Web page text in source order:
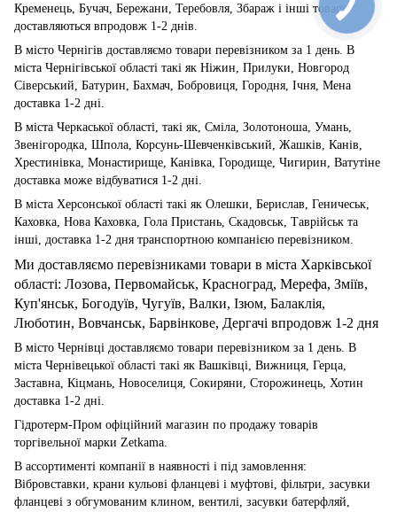
Кременець, Бучач, Бережани, Теребовля, Збараж і інші товари
доставляються впродовж 1-2 днів.
В місто Чернігів доставляємо товари перевізником за 1 день. В
міста Чернігівської області такі як Ніжин, Прилуки, Новгород
Сіверський, Батурин, Бахмач, Бобровиця, Городня, Ічня, Мена
доставка 1-2 дні.
В міста Черкаської області, такі як, Сміла, Золотоноша, Умань,
Звенігородка, Шпола, Корсунь-Шевченківський, Жашків, Канів,
Хрестинівка, Монастирище, Канівка, Городище, Чигирин, Ватутіне
доставка може відбуватися 1-2 дні.
В міста Херсонської області такі як Олешки, Берислав, Геничеськ,
Каховка, Нова Каховка, Гола Пристань, Скадовськ, Таврійськ та
інші, доставка 1-2 дня транспортною компанією перевізником.
Ми доставляємо перевізниками товари в міста Харківської
області: Лозова, Первомайськ, Красноград, Мерефа, Зміїв,
Куп'янськ, Богодуїв, Чугуїв, Валки, Ізюм, Балаклія,
Люботин, Вовчанськ, Барвінкове, Дергачі впродовж 1-2 дня
В місто Чернівці доставляємо товари перевізником за 1 день. В
міста Чернівецької області такі як Вашківці, Вижниця, Герца,
Заставна, Кіцмань, Новоселиця, Сокиряни, Сторожинець, Хотин
доставка 1-2 дні.
Гідротерм-Пром офіційний магазин по продажу товарів
торгівельної марки Zetkama.
В ассортименті компанії в наявності і під замовлення:
Вібровставки, крани кульові фланцеві і муфтові, фільтри, засувки
фланцеві з обгумованим клином, вентилі, засувки батерфляй,